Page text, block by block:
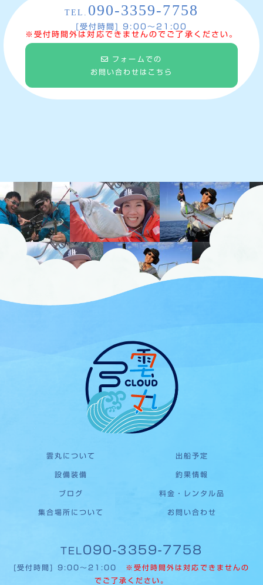
TEL. 090-3359-7758
[受付時間] 9:00〜21:00
※受付時間外は対応できませんのでご了承ください。
フォームでの
お問い合わせはこちら
雲丸について 出船予定
設備装備 釣果情報
ブログ 料金・レンタル品
集合場所について お問い合わせ
TEL 090-3359-7758
[受付時間] 9:00〜21:00
※受付時間外は対応できませんの
でご了承ください。